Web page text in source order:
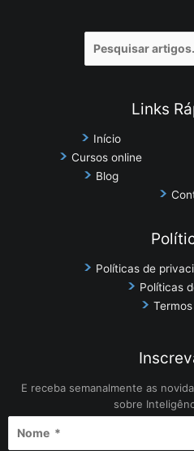
por:
Links
Início
Cursos online
Blog
Políticas de
Políticas
E receba semanalmente as
sobre